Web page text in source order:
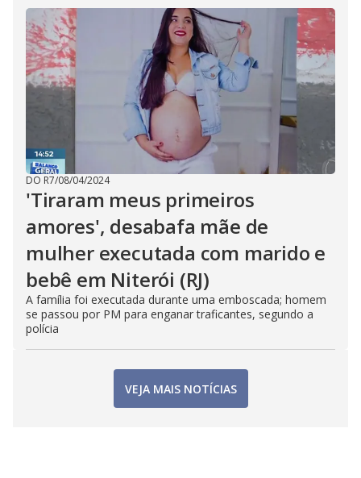
DO R7/08/04/2024
'Tiraram meus primeiros
amores', desabafa mãe de
mulher executada com marido e
bebê em Niterói (RJ)
A família foi executada durante uma emboscada; homem
se passou por PM para enganar traficantes, segundo a
polícia
VEJA MAIS NOTÍCIAS